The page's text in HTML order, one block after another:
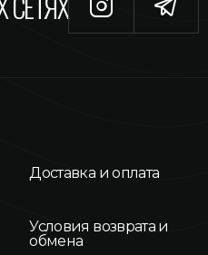
Доставка и оплата
Условия возврата и
обмена